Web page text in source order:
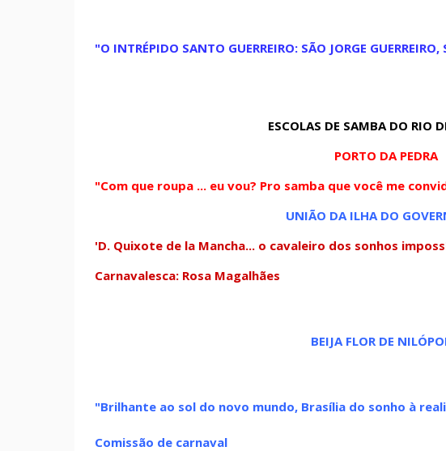
"O INTRÉPIDO SANTO GUERREIRO: SÃO JORGE
ESCOLAS DE SAMBA DO RIO
PORTO DA PEDRA
"Com que roupa ... eu vou? Pro samba que você me
UNIÃO DA ILHA DO
'D. Quixote de la Mancha... o cavaleiro dos sonhos
Carnavalesca: Rosa Magalhães
BEIJA FLOR DE
"Brilhante ao sol do novo mundo, Brasília do sonho à
Comissão de carnaval